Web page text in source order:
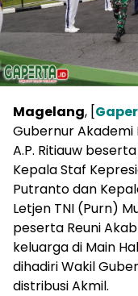
Magelang, [
Gubernur Akademi
A.P. Ritiauw
Kepala Staf
Putranto dan
Letjen TNI (Purn)
peserta Reuni
keluarga di Main
dihadiri Wakil
distribusi Akmil.